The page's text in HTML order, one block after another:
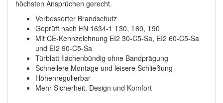
höchsten Ansprüchen gerecht.
Verbesserter Brandschutz
Geprüft nach EN 1634-1 T30, T60, T90
Mit CE-Kennzeichnung EI2 30-C5-Sa, EI2 60-C5-Sa
und EI2 90-C5-Sa
Türblatt flächenbündig ohne Bandprägung
Schnellere Montage und leisere Schließung
Höhenregulierbar
Mehr Sicherheit, Design und Komfort